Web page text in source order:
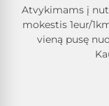
Atvykimams į
mokestis 1eur/
vieną pusę